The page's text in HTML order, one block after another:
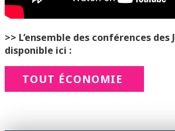
>> L’ensemble des conférences des
disponible ici :
TOUT ÉCONOMIE